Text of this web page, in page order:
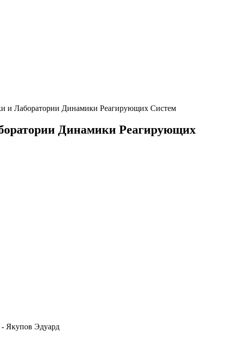
и Лаборатории Динамики Реагирующих Систем
Динамики Реагирующих
- Якупов Эдуард